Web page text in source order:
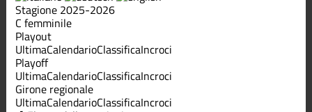
Stagione 2025-2026
C femminile
Playout
UltimaCalendarioClassificaIncroci
Playoff
UltimaCalendarioClassificaIncroci
Girone regionale
UltimaCalendarioClassificaIncroci